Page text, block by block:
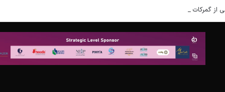
از گمرکات همه استان‌ها فراهم شد.